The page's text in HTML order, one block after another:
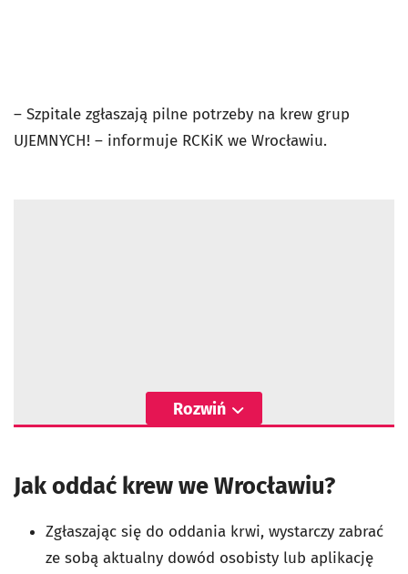
– Szpitale zgłaszają pilne potrzeby na krew grup
UJEMNYCH! – informuje RCKiK we Wrocławiu.
Rozwiń
Jak oddać krew we Wrocławiu?
Zgłaszając się do oddania krwi, wystarczy zabrać
ze sobą aktualny dowód osobisty lub aplikację